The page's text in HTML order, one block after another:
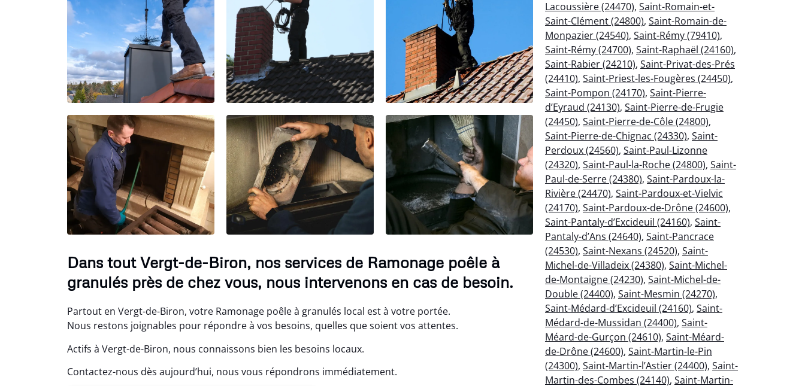
Dans tout Vergt-de-Biron, nos services de Ramonage poêle à
granulés près de chez vous, nous intervenons en cas de besoin.
Partout en Vergt-de-Biron, votre Ramonage poêle à granulés local est à votre portée.
Nous restons joignables pour répondre à vos besoins, quelles que soient vos attentes.
Actifs à Vergt-de-Biron, nous connaissons bien les besoins locaux.
Contactez-nous dès aujourd’hui, nous vous répondrons immédiatement.
Lacoussière (24470), Saint-Romain-et-
Saint-Clément (24800), Saint-Romain-de-
Monpazier (24540), Saint-Rémy (79410),
Saint-Rémy (24700), Saint-Raphaël (24160),
Saint-Rabier (24210), Saint-Privat-des-Prés
(24410), Saint-Priest-les-Fougères (24450),
Saint-Pompon (24170), Saint-Pierre-
d’Eyraud (24130), Saint-Pierre-de-Frugie
(24450), Saint-Pierre-de-Côle (24800),
Saint-Pierre-de-Chignac (24330), Saint-
Perdoux (24560), Saint-Paul-Lizonne
(24320), Saint-Paul-la-Roche (24800), Saint-
Paul-de-Serre (24380), Saint-Pardoux-la-
Rivière (24470), Saint-Pardoux-et-Vielvic
(24170), Saint-Pardoux-de-Drône (24600),
Saint-Pantaly-d’Excideuil (24160), Saint-
Pantaly-d’Ans (24640), Saint-Pancrace
(24530), Saint-Nexans (24520), Saint-
Michel-de-Villadeix (24380), Saint-Michel-
de-Montaigne (24230), Saint-Michel-de-
Double (24400), Saint-Mesmin (24270),
Saint-Médard-d’Excideuil (24160), Saint-
Médard-de-Mussidan (24400), Saint-
Méard-de-Gurçon (24610), Saint-Méard-
de-Drône (24600), Saint-Martin-le-Pin
(24300), Saint-Martin-l’Astier (24400), Saint-
Martin-des-Combes (24140), Saint-Martin-